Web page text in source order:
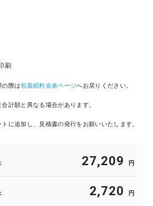
刷
の際は包装紙料金表ページへお戻りください。
計額と異なる場合があります。
に追加し、見積書の発行をお願いいたします。
27,209 円
2,720 円